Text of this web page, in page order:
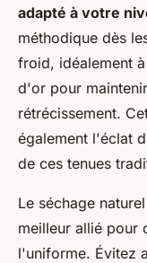
adapté à votre
méthodique dès
froid, idéalement
d'or pour
rétrécissement.
également l'éclat
de ces tenues
Le séchage
meilleur allié pour
l'uniforme. Évitez